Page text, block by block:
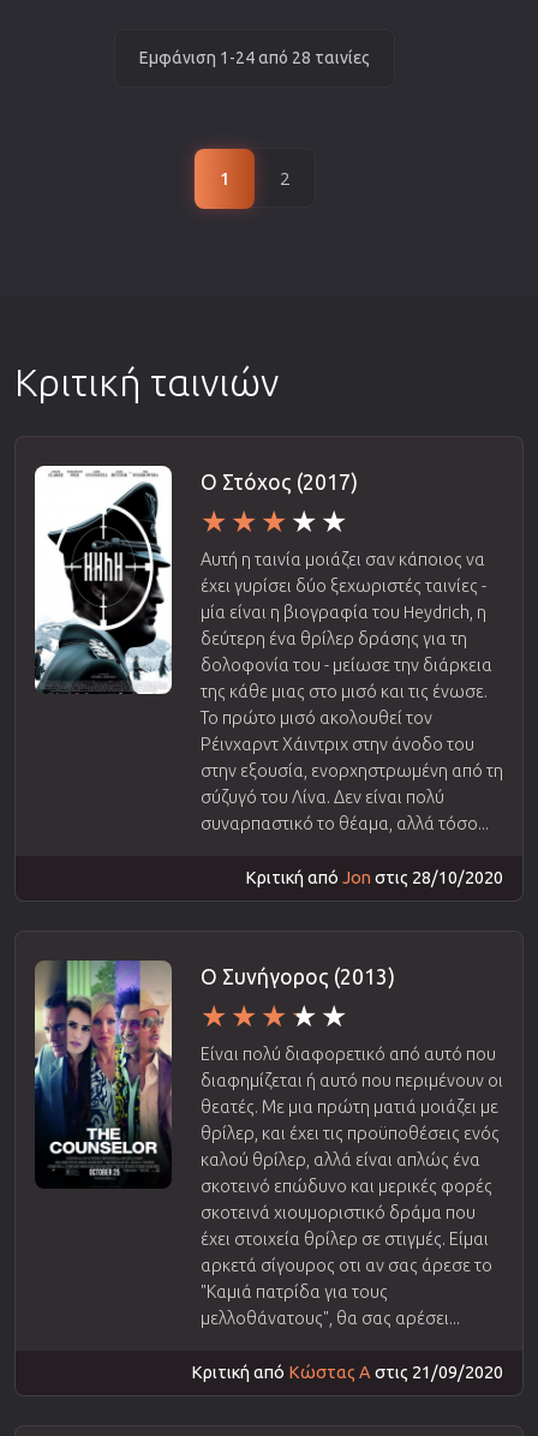
Εμφάνιση 1-24 από 28 ταινίες
1 2
Κριτική ταινιών
Ο Στόχος (2017)
Αυτή η ταινία μοιάζει σαν κάποιος να
έχει γυρίσει δύο ξεχωριστές ταινίες -
μία είναι η βιογραφία του Heydrich, η
δεύτερη ένα θρίλερ δράσης για τη
δολοφονία του - μείωσε την διάρκεια
της κάθε μιας στο μισό και τις ένωσε.
Το πρώτο μισό ακολουθεί τον
Ρέινχαρντ Χάιντριχ στην άνοδο του
στην εξουσία, ενορχηστρωμένη από τη
σύζυγό του Λίνα. Δεν είναι πολύ
συναρπαστικό το θέαμα, αλλά τόσο...
Κριτική από Jon στις 28/10/2020
Ο Συνήγορος (2013)
Είναι πολύ διαφορετικό από αυτό που
διαφημίζεται ή αυτό που περιμένουν οι
θεατές. Με μια πρώτη ματιά μοιάζει με
θρίλερ, και έχει τις προϋποθέσεις ενός
καλού θρίλερ, αλλά είναι απλώς ένα
σκοτεινό επώδυνο και μερικές φορές
σκοτεινά χιουμοριστικό δράμα που
έχει στοιχεία θρίλερ σε στιγμές. Είμαι
αρκετά σίγουρος οτι αν σας άρεσε το
"Καμιά πατρίδα για τους
μελλοθάνατους", θα σας αρέσει...
Κριτική από Κώστας Α στις 21/09/2020